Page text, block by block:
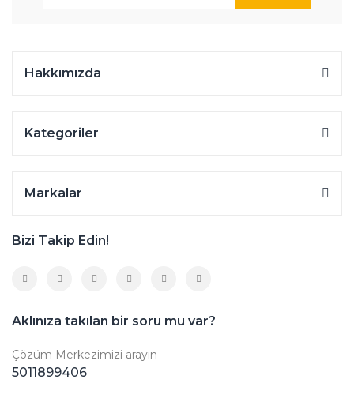
Hakkımızda
Kategoriler
Markalar
Bizi Takip Edin!
Aklınıza takılan bir soru mu var?
Çözüm Merkezimizi arayın
5011899406